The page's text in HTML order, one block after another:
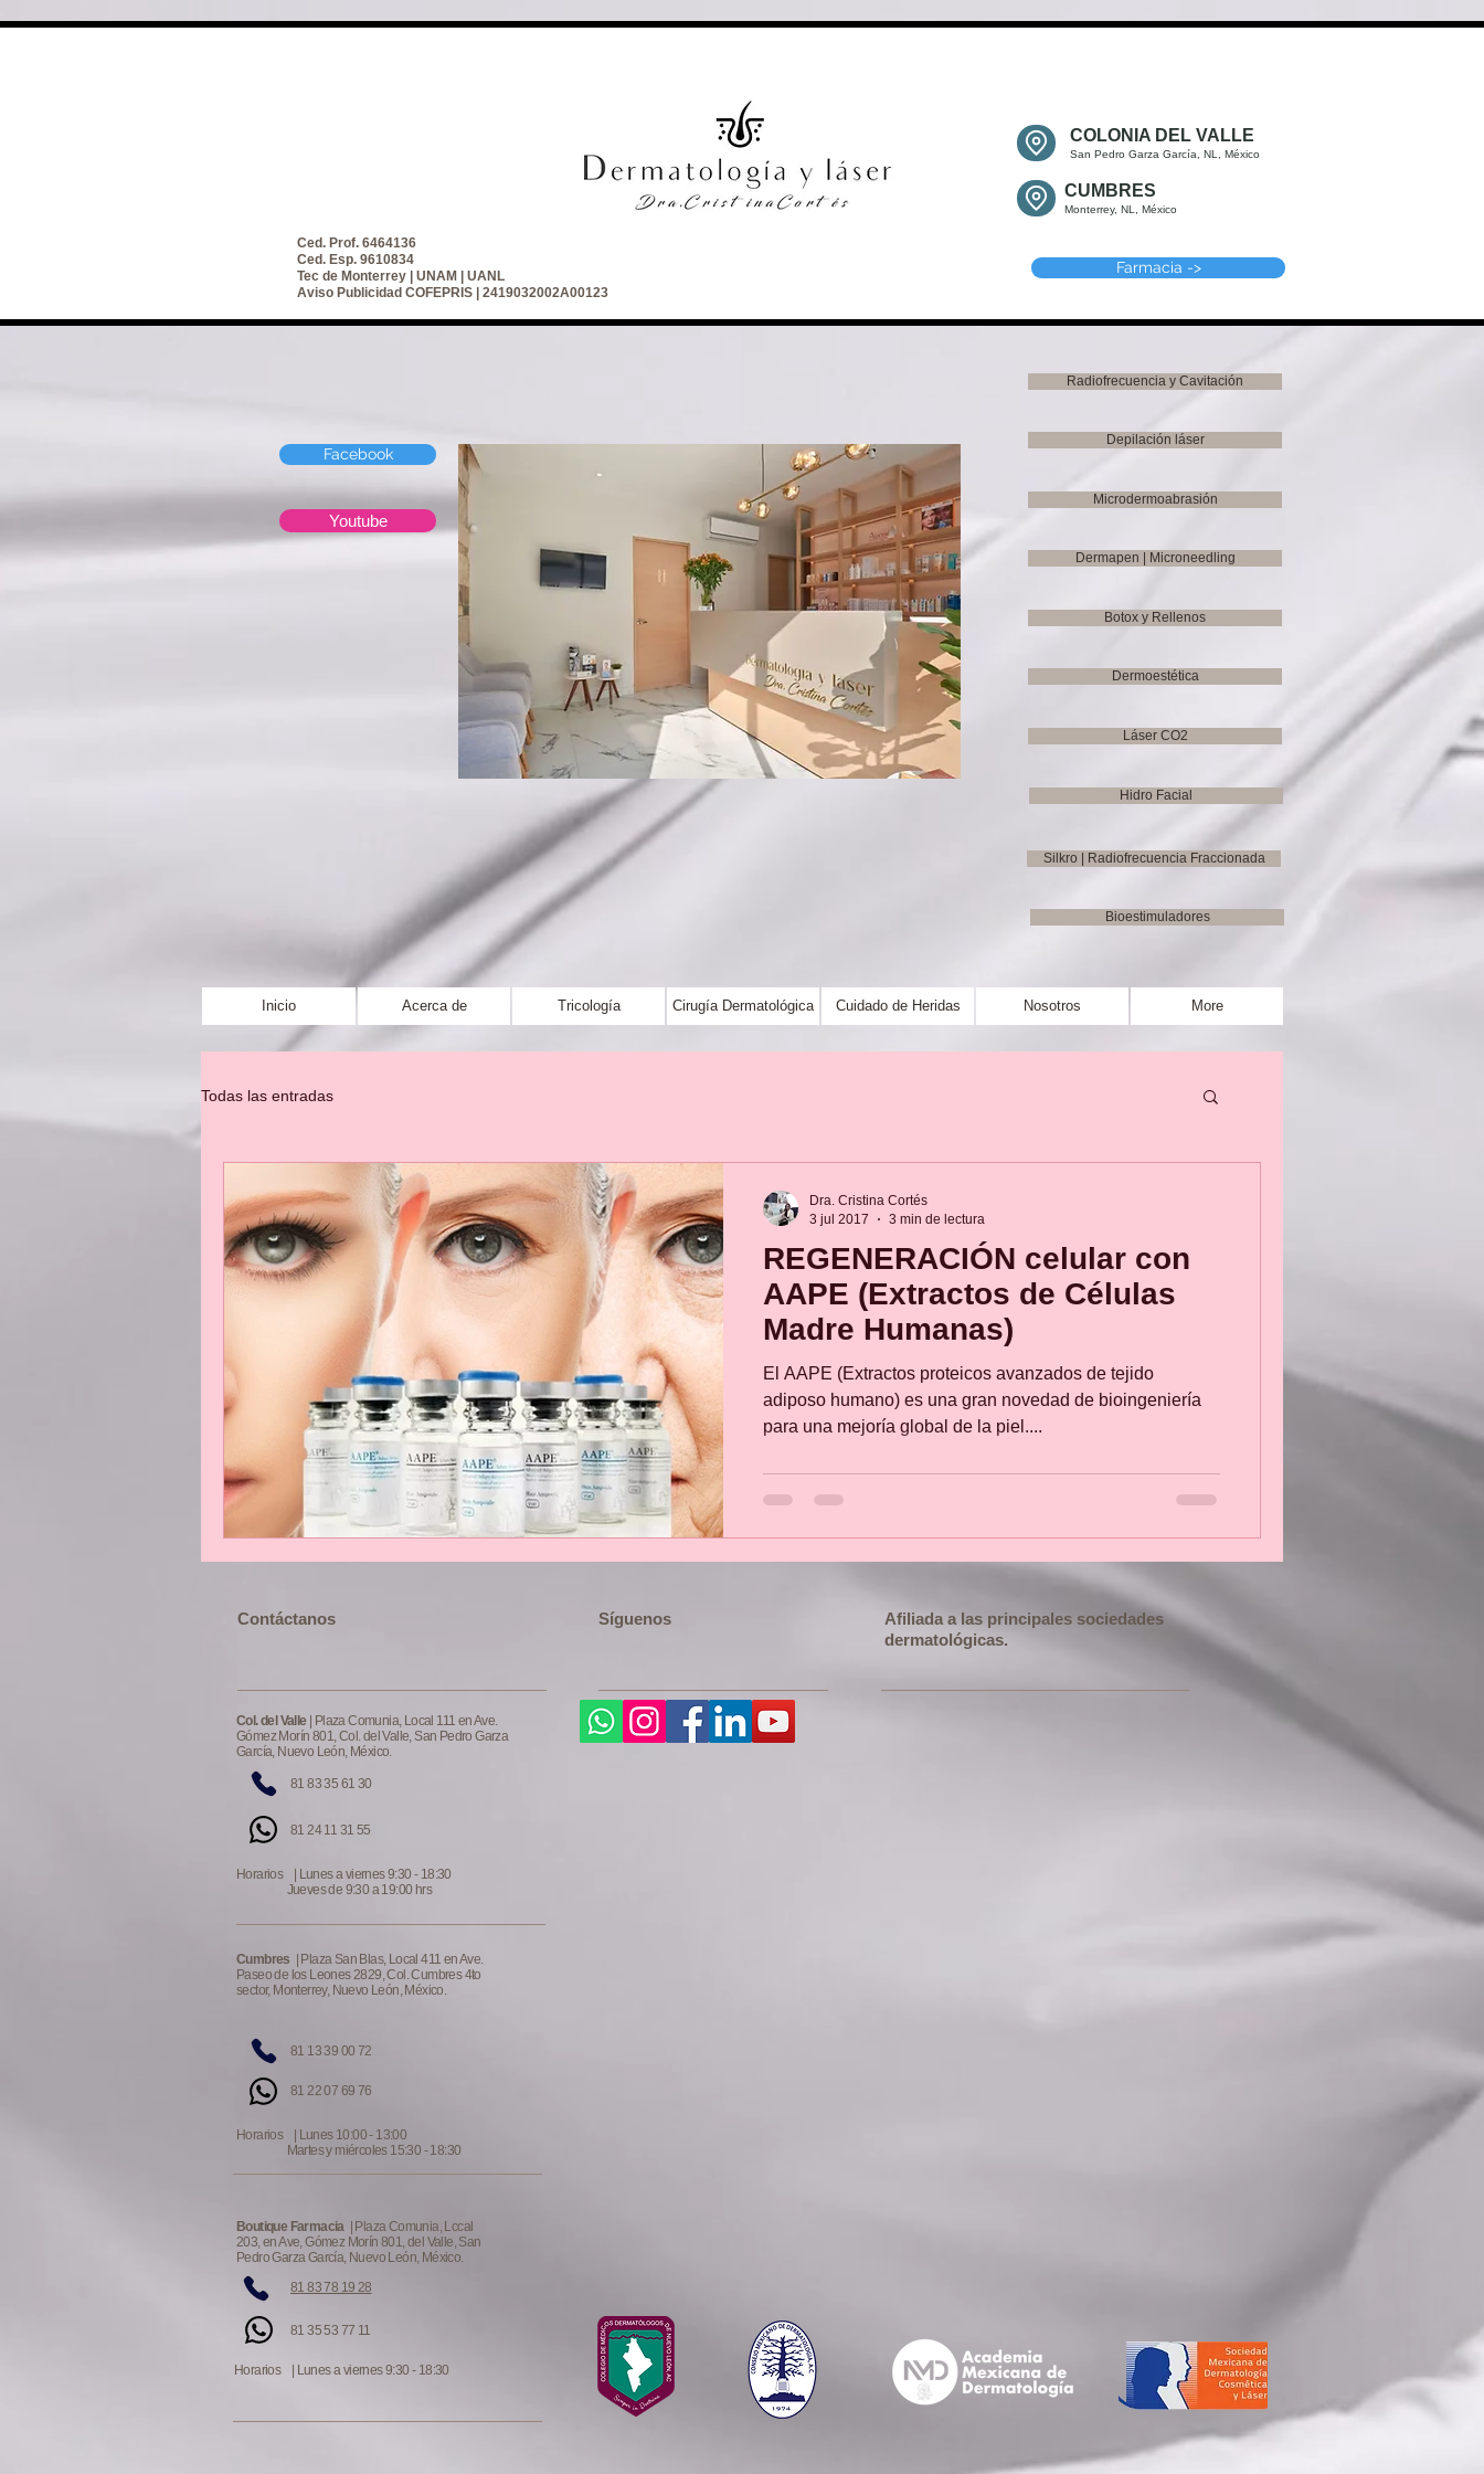
CUMBRES
Monterrey, NL, México
Ced. Prof. 6464136
Ced. Esp. 9610834
Tec de Monterrey | UNAM | UANL
Aviso Publicidad COFEPRIS | 2419032002A00123
Farmacia ->
COLONIA DEL VALLE
San Pedro Garza García, NL, México
Radiofrecuencia y Cavitación
Facebook
Youtube
Depilación láser
Microdermoabrasión
Dermapen | Microneedling
Botox y Rellenos
Dermoestética
Láser CO2
Hidro Facial
Silkro | Radiofrecuencia Fraccionada
Bioestimuladores
Inicio Acerca de Tricología Cirugía Dermatológica Cuidado de Heridas Nosotros More
Todas las entradas
REGENERACIÓN celular con
AAPE (Extractos de Células
Madre Humanas)
El AAPE (Extractos proteicos avanzados de tejido
adiposo humano) es una gran novedad de bioingeniería
para una mejoría global de la piel....
Dra. Cristina Cortés
3 jul 2017
3 min de lectura
​​​Contáctanos Síguenos
Afiliada a las principales sociedades
dermatológicas.
Col. del Valle | Plaza Comunia, Local 111 en Ave.
Gómez Morín 801, Col. del Valle, San Pedro Garza
García, Nuevo León, México.
81 24 11 31 55
Horarios | Lunes a viernes 9:30 - 18:30
Jueves de 9:30 a 19:00 hrs
Cumbres | Plaza San Blas, Local 411 en Ave.
Paseo de los Leones 2829, Col. Cumbres 4to
sector, Monterrey, Nuevo León, México.
81 83 35 61 30
81 13 39 00 72
81 22 07 69 76
Horarios | Lunes 10:00 - 13:00
Martes y miércoles 15:30 - 18:30
Boutique Farmacia | Plaza Comunia, Lccal
203, en Ave, Gómez Morín 801, del Valle, San
Pedro Garza García, Nuevo León, México.
81 83 78 19 28
81 35 53 77 11
Horarios | Lunes a viernes 9:30 - 18:30